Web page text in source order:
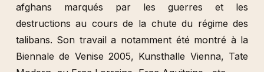
afghans marqués par les guerres et les
destructions au cours de la chute du régime des
talibans. Son travail a notamment été montré à la
Biennale de Venise 2005, Kunsthalle Vienna, Tate